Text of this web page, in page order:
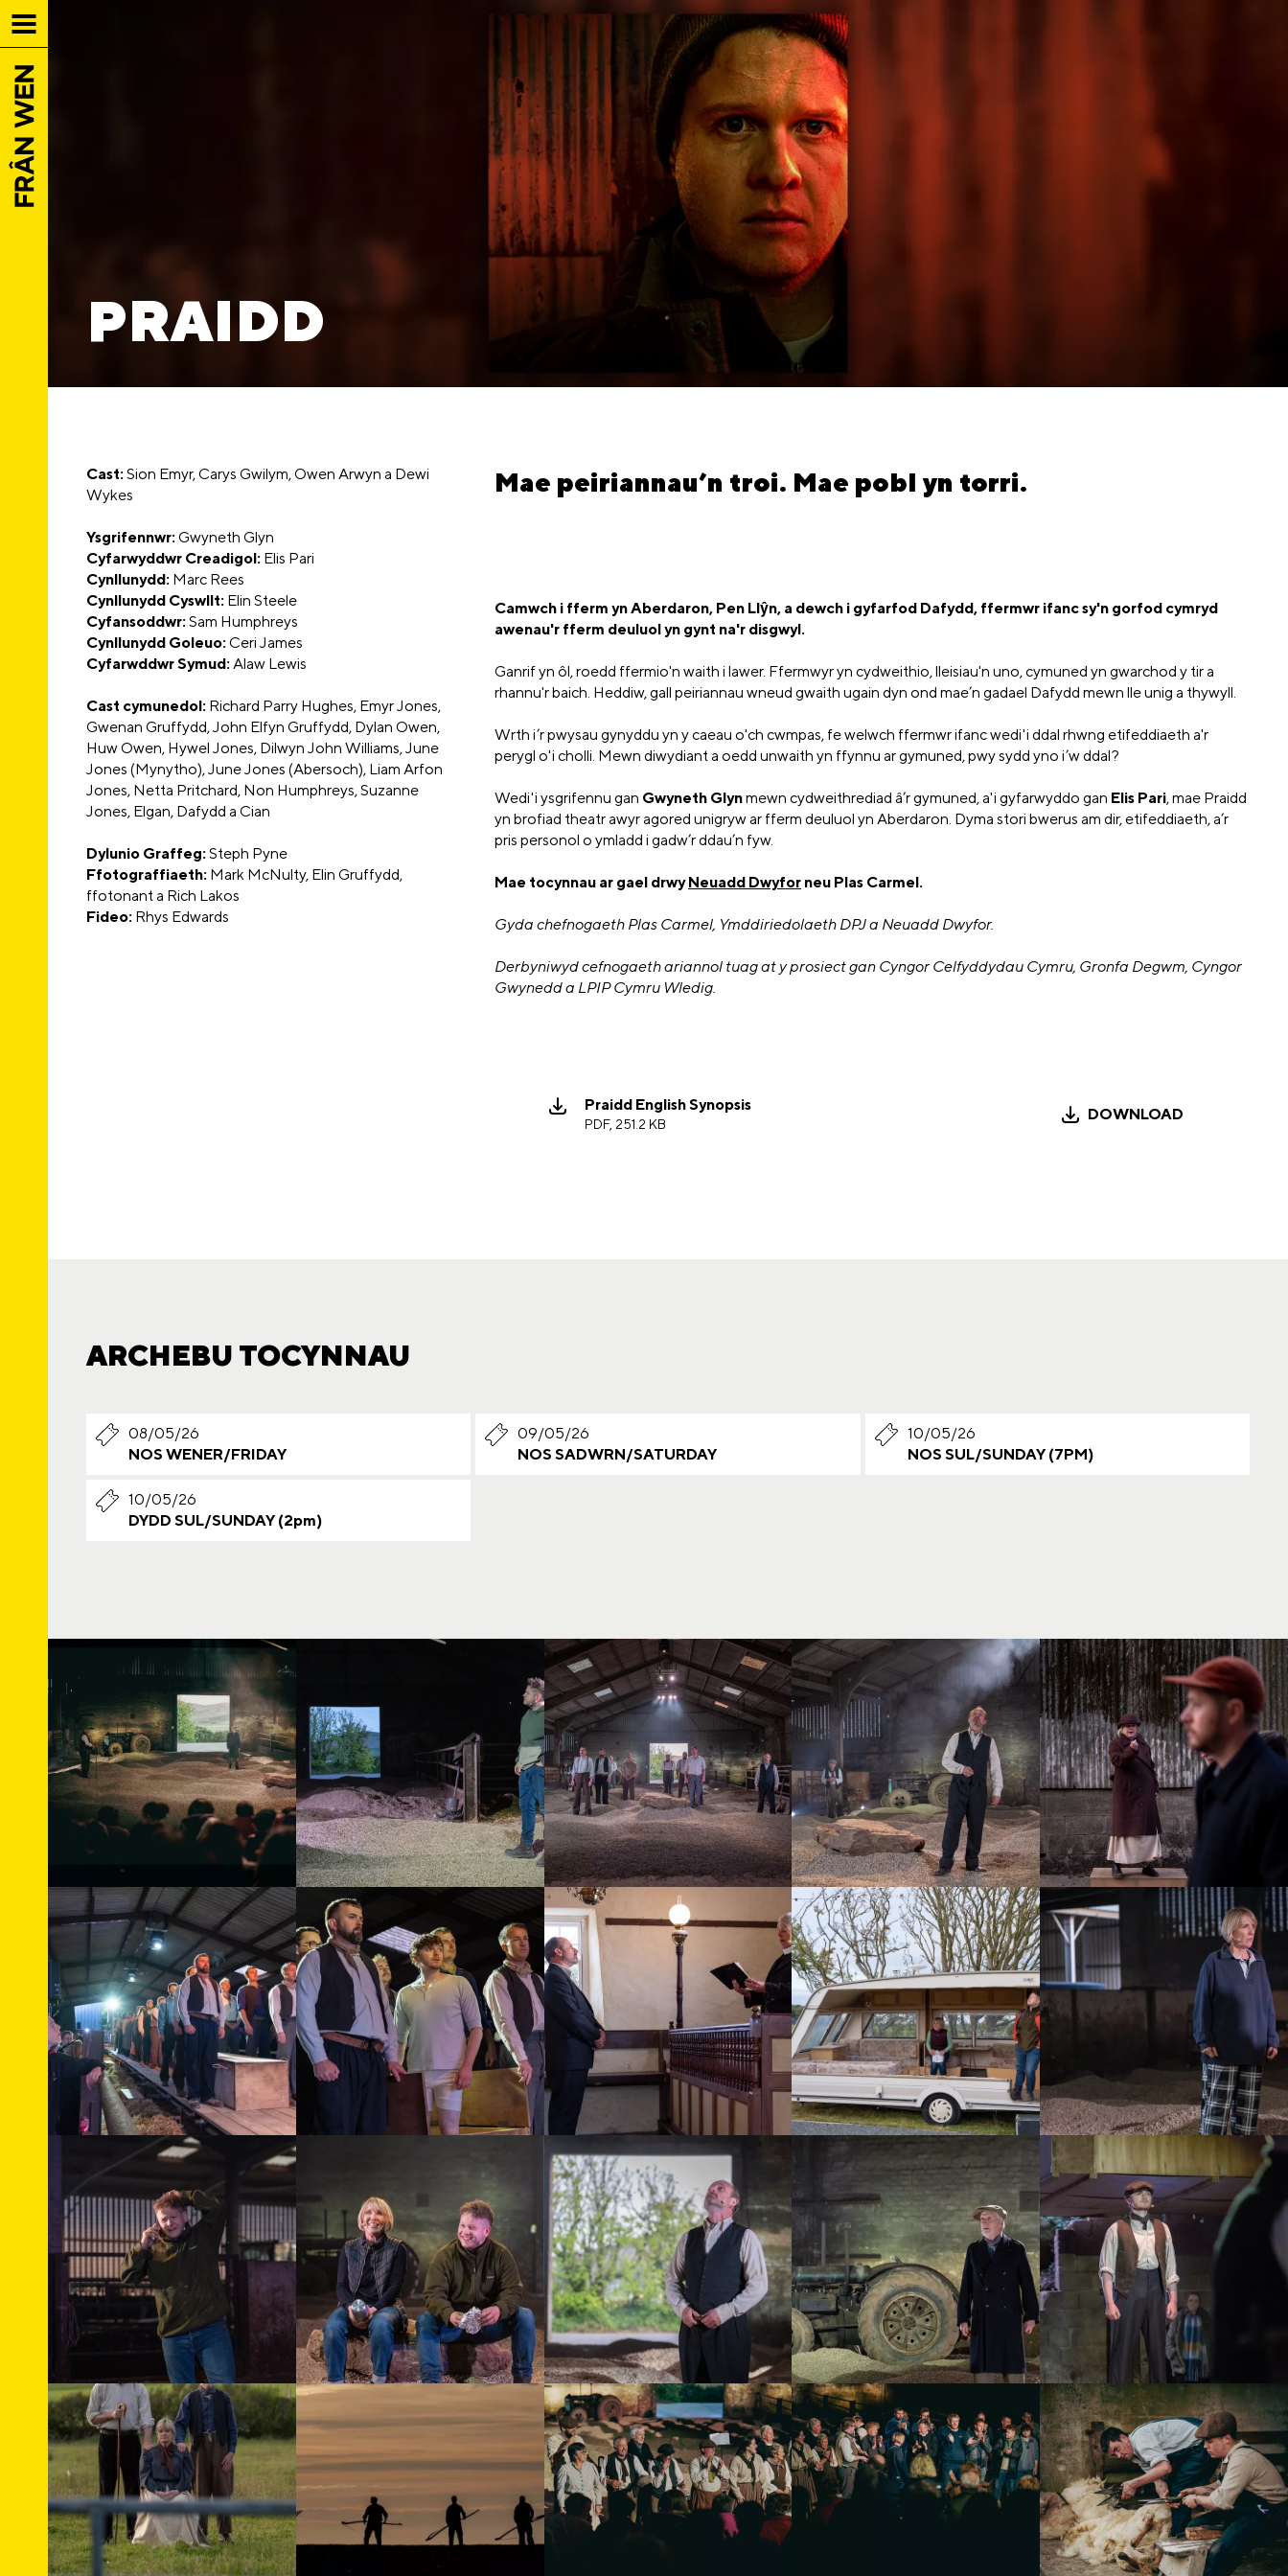
PRAIDD
Mae peiriannau’n troi. Mae pobl yn torri.
Camwch i fferm yn Aberdaron, Pen Llŷn, a dewch i gyfarfod Dafydd, ffermwr ifanc sy'n gorfod cymryd
awenau'r fferm deuluol yn gynt na'r disgwyl.
Ganrif yn ôl, roedd ffermio'n waith i lawer. Ffermwyr yn cydweithio, lleisiau'n uno, cymuned yn gwarchod y tir a
rhannu'r baich. Heddiw, gall peiriannau wneud gwaith ugain dyn ond mae’n gadael Dafydd mewn lle unig a thywyll.
Wrth i’r pwysau gynyddu yn y caeau o'ch cwmpas, fe welwch ffermwr ifanc wedi'i ddal rhwng etifeddiaeth a'r
perygl o'i cholli. Mewn diwydiant a oedd unwaith yn ffynnu ar gymuned, pwy sydd yno i’w ddal?
Wedi'i ysgrifennu gan Gwyneth Glynmewn cydweithrediad â’r gymuned, a'i gyfarwyddo gan Elis Pari, mae Praidd
yn brofiad theatr awyr agored unigryw ar fferm deuluol yn Aberdaron. Dyma stori bwerus am dir, etifeddiaeth, a’r
pris personol o ymladd i gadw’r ddau’n fyw.
Mae tocynnau ar gael drwyNeuadd Dwyfor neu Plas Carmel.
Gyda chefnogaeth Plas Carmel, Ymddiriedolaeth DPJ a Neuadd Dwyfor.
Derbyniwyd cefnogaeth ariannol tuag at y prosiect gan Cyngor Celfyddydau Cymru, Gronfa Degwm, Cyngor
Gwynedd a LPIP Cymru Wledig.
Praidd English Synopsis
PDF, 251.2 KB
DOWNLOAD
Cast: Sion Emyr, Carys Gwilym, Owen Arwyn a Dewi
Wykes
Ysgrifennwr: Gwyneth Glyn
Cyfarwyddwr Creadigol: Elis Pari
Cynllunydd: Marc Rees
Cynllunydd Cyswllt: Elin Steele
Cyfansoddwr: Sam Humphreys
Cynllunydd Goleuo: Ceri James
Cyfarwddwr Symud: Alaw Lewis
Cast cymunedol: Richard Parry Hughes, Emyr Jones,
Gwenan Gruffydd, John Elfyn Gruffydd, Dylan Owen,
Huw Owen, Hywel Jones, Dilwyn John Williams, June
Jones (Mynytho), June Jones (Abersoch), Liam Arfon
Jones, Netta Pritchard, Non Humphreys, Suzanne
Jones, Elgan, Dafydd a Cian
Dylunio Graffeg: Steph Pyne
Ffotograffiaeth: Mark McNulty, Elin Gruffydd,
ffotonant a Rich Lakos
Fideo: Rhys Edwards
ARCHEBU TOCYNNAU
08/05/26
NOS WENER/FRIDAY
09/05/26
NOS SADWRN/SATURDAY
10/05/26
NOS SUL/SUNDAY (7PM)
10/05/26
DYDD SUL/SUNDAY (2pm)